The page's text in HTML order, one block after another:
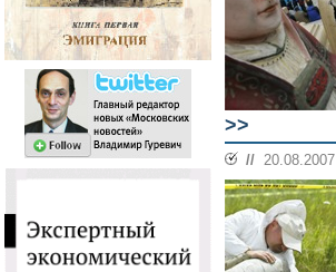
>>
// 20.08.2007